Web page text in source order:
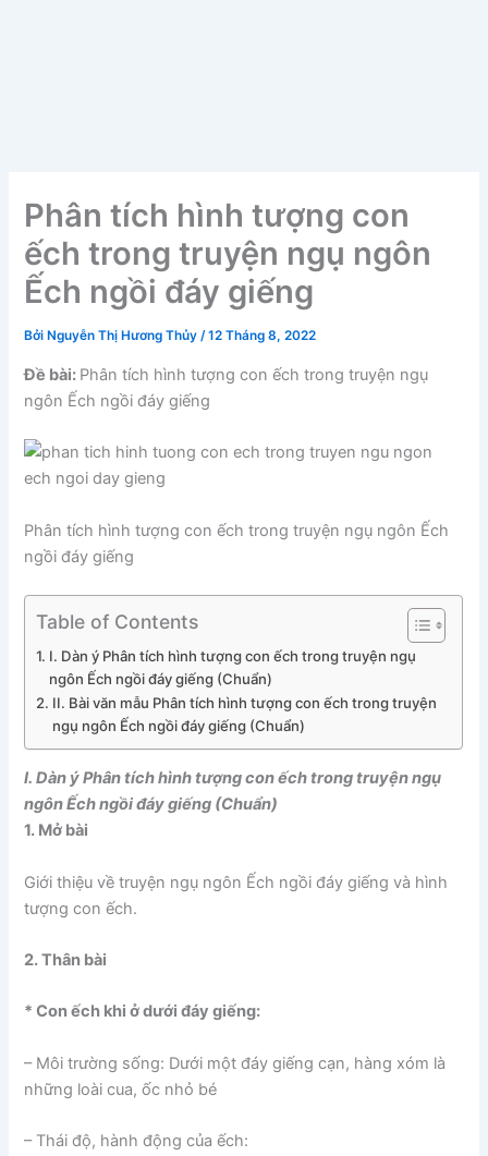
Phân tích hình tượng con
ếch trong truyện ngụ ngôn
Ếch ngồi đáy giếng
Bởi Nguyễn Thị Hương Thủy/12 Tháng 8, 2022
Đề bài: Phân tích hình tượng con ếch trong truyện ngụ
ngôn Ếch ngồi đáy giếng
Phân tích hình tượng con ếch trong truyện ngụ ngôn Ếch
ngồi đáy giếng
Table of Contents
I. Dàn ý Phân tích hình tượng con ếch trong truyện ngụ
ngôn Ếch ngồi đáy giếng (Chuẩn)
II. Bài văn mẫu Phân tích hình tượng con ếch trong truyện
ngụ ngôn Ếch ngồi đáy giếng (Chuẩn)
I. Dàn ý Phân tích hình tượng con ếch trong truyện ngụ
ngôn Ếch ngồi đáy giếng (Chuẩn)
1. Mở bài
Giới thiệu về truyện ngụ ngôn Ếch ngồi đáy giếng và hình
tượng con ếch.
2. Thân bài
* Con ếch khi ở dưới đáy giếng:
– Môi trường sống: Dưới một đáy giếng cạn, hàng xóm là
những loài cua, ốc nhỏ bé
– Thái độ, hành động của ếch: